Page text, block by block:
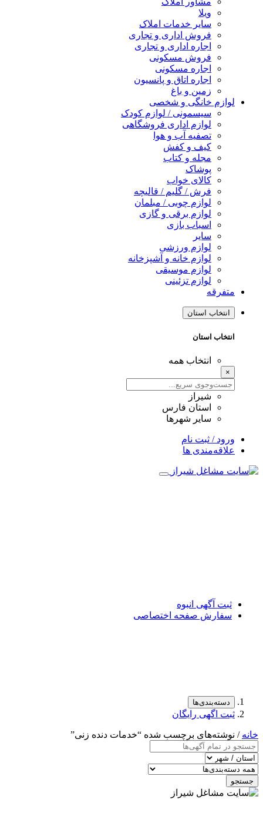
ویلا
سایر خدمات املاک
فروش اداری و تجاری
اجاره اداری و تجاری
فروش مسکونی
اجاره مسکونی
اجاره اتاق و پانسیون
زمین و باغ
لوازم خانگی و شخصی
سیسمونی / لوازم کودک
لوازم اداری فروشگاهی
تصفیه آب و هوا
کیف و کفش
مجله و کتاب
پوشاک
کالای خواب
فرش / گلیم / قالیچه
لوازم چوبی / مبلمان
لوازم برقی و گازی
اسباب بازی
سایر
لوازم ورزشی
لوازم خانه و آشپزخانه
لوازم موسیقی
لوازم تزئینی
متفرقه
انتخاب استان
انتخاب استان
انتخاب همه
×
شیراز
استان فارس
سایر شهرها
ورود / ثبت نام
علاقه‌مندی ها
ثبت آگهی انبوه
سفارش صفحه اختصاصی
دسته‌بندی‌ها
ثبت اگهی رایگان
خانه / نوشته‌های برچسب شده “خدمات دنده زنی”
جستجو